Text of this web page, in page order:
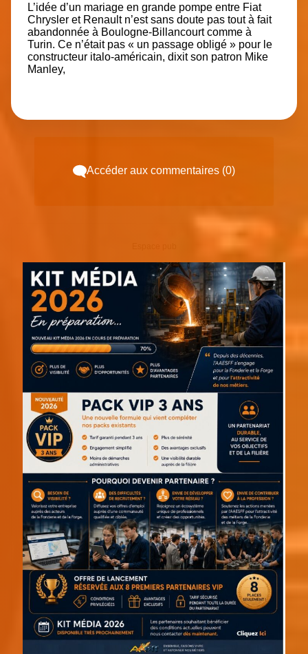
L’idée d’un mariage en grande pompe entre Fiat
Chrysler et Renault n’est sans doute pas tout à fait
abandonnée à Boulogne-Billancourt comme à
Turin. Ce n’était pas « un passage obligé » pour le
constructeur italo-américain, dixit son patron Mike
Manley,
Accéder aux commentaires (0)